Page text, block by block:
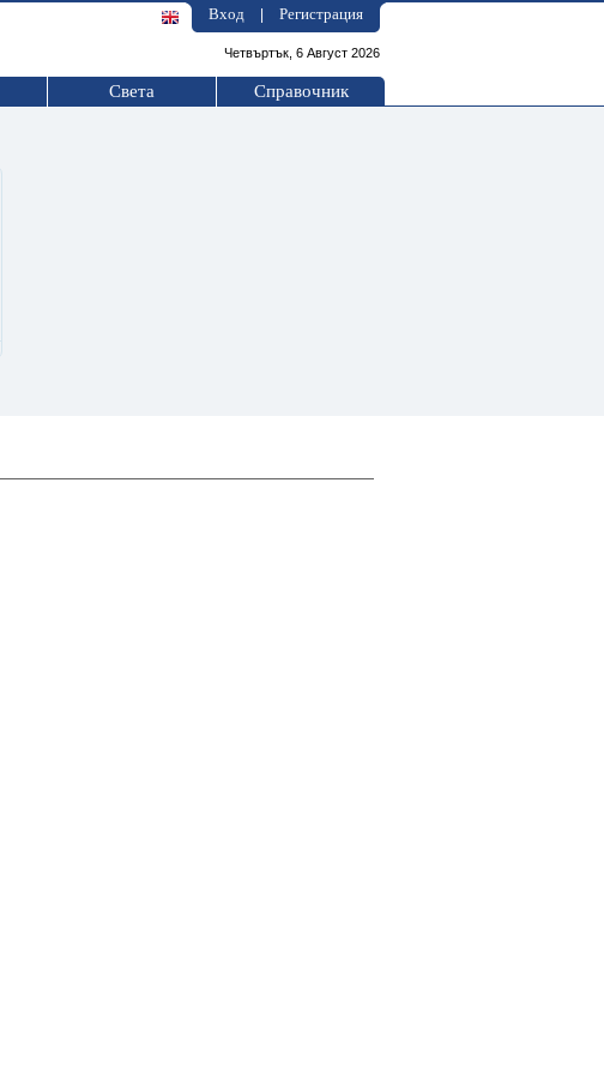
Вход Регистрация
Четвъртък, 6 Август 2026
Света Справочник